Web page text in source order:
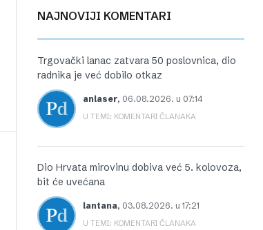
NAJNOVIJI KOMENTARI
Trgovački lanac zatvara 50 poslovnica, dio
radnika je već dobilo otkaz
anlaser, 06.08.2026. u 07:14
U TEMI: KOMENTARI ČLANAKA
Dio Hrvata mirovinu dobiva već 5. kolovoza,
bit će uvećana
lantana, 03.08.2026. u 17:21
U TEMI: KOMENTARI ČLANAKA